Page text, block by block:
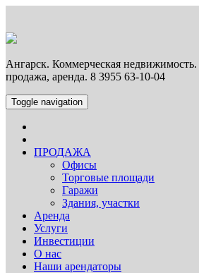
Ангарск. Коммерческая недвижимость.
продажа, аренда. 8 3955 63-10-04
Toggle navigation
ПРОДАЖА
Офисы
Торговые площади
Гаражи
Здания, участки
Аренда
Услуги
Инвестиции
О нас
Наши арендаторы